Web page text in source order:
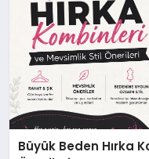
Büyük Beden Hırka